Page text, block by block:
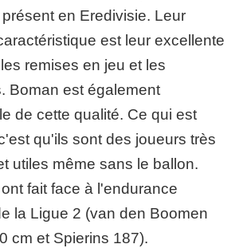
en Eredivisie. Leur
est leur excellente
remises en jeu et les
Boman est également
de cette qualité. Ce qui est
qu'ils sont des joueurs très
utiles même sans le ballon.
fait face à l'endurance
la Ligue 2 (van den Boomen
cm et Spierins 187).